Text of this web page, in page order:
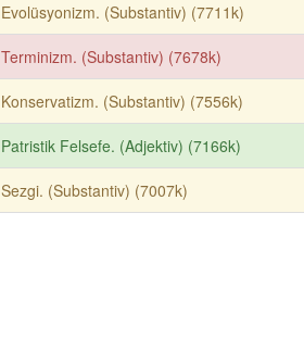
Evolüsyonizm. (Substantiv) (7711k)
Terminizm. (Substantiv) (7678k)
Konservatizm. (Substantiv) (7556k)
Patristik Felsefe. (Adjektiv) (7166k)
Sezgi. (Substantiv) (7007k)